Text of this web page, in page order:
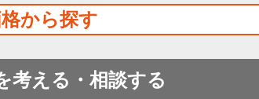
から探す
考える・相談する